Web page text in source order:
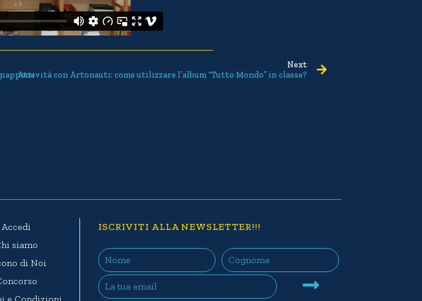
Next
Attività con Artonauti: come utilizzare l’album “Tutto Mondo” in classe?
Accedi
siamo
di Noi
e Condizioni
ISCRIVITI ALLA NEWSLETTER!!!